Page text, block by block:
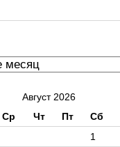
Август 2026
Ср Чт Пт Сб
1